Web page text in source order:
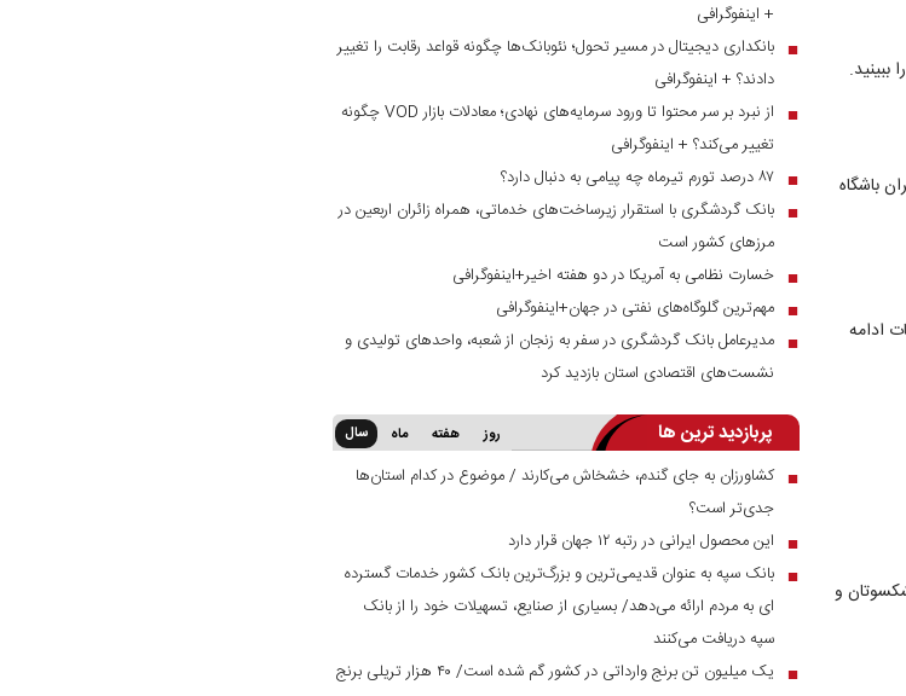
باشگاه
ادامه
و
+ اینفوگرافی
■ بانکداری دیجیتال در مسیر تحول؛ نئوبانک‌ها چگونه قواعد رقابت را تغییر
دادند؟ + اینفوگرافی
■
از نبرد بر سر محتوا تا ورود سرمایه‌های نهادی؛ معادلات بازار VOD چگونه
تغییر می‌کند؟ + اینفوگرافی
■ ۸۷ درصد تورم تیرماه چه پیامی به دنبال دارد؟
■ بانک گردشگری با استقرار زیرساخت‌های خدماتی، همراه زائران اربعین در
مرز‌های کشور است
■ خسارت نظامی به آمریکا در دو هفته اخیر+اینفوگرافی
■ مهم‌ترین گلوگاه‌های نفتی در جهان+اینفوگرافی
■ مدیرعامل بانک گردشگری در سفر به زنجان از شعبه، واحدهای تولیدی و
نشست‌های اقتصادی استان بازدید کرد
پربازدید ترین ها روز هفته ماه سال
■ کشاورزان به جای گندم، خشخاش می‌کارند / موضوع در کدام استان‌ها
جدی‌تر است؟
■ این محصول ایرانی در رتبه ۱۲ جهان قرار دارد
■ بانک سپه به عنوان قدیمی‌ترین و بزرگ‌ترین بانک کشور خدمات گسترده
ای به مردم ارائه می‌دهد/ بسیاری از صنایع، تسهیلات خود را از بانک
سپه دریافت می‌کنند
■
یک میلیون تن برنج وارداتی در کشور گم شده است/ ۴۰ هزار تریلی برنج